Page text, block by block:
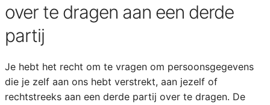
over te dragen aan een derde
partij
Je hebt het recht om te vragen om persoonsgegevens
die je zelf aan ons hebt verstrekt, aan jezelf of
rechtstreeks aan een derde partij over te dragen. De